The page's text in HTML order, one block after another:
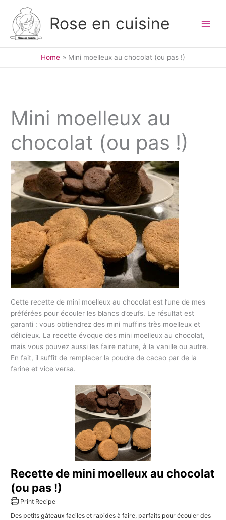
content
Rose en cuisine
Home Mini moelleux au chocolat (ou pas !)
Mini moelleux au
chocolat (ou pas !)
Cette recette de mini moelleux au chocolat est l’une de mes
préférées pour écouler les blancs d’œufs. Le résultat est
garanti : vous obtiendrez des mini muffins très moelleux et
délicieux. La recette évoque des mini moelleux au chocolat,
mais vous pouvez aussi les faire nature, à la vanille ou autre.
En fait, il suffit de remplacer la poudre de cacao par de la
farine et vice versa.
Recette de mini moelleux au chocolat
(ou pas !)
Print Recipe
Des petits gâteaux faciles et rapides à faire, parfaits pour écouler des